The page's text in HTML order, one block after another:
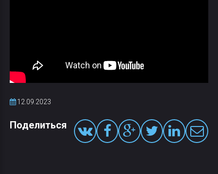
12.09.2023
Поделиться